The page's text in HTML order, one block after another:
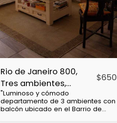
Rio de Janeiro 800,
Tres ambientes,
Caballito
$650
"Luminoso y cómodo
departamento de 3 ambientes con
balcón ubicado en el Barrio de